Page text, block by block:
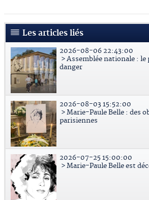
Les articles liés
2026-08-06 22:43:00
> Assemblée nationale :
danger
2026-08-03 15:52:00
> Marie-Paule Belle : des
parisiennes
2026-07-25 15:00:00
> Marie-Paule Belle est